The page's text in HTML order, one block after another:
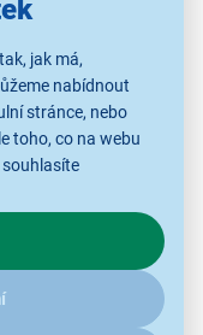
jak má,
nabídnout
stránce, nebo
toho, co na webu
souhlasíte
Pokud vás
údaji pracujeme,